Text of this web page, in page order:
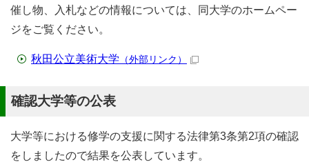
催し物、入札などの情報については、同大学のホームペー
ジをご覧ください。
秋田公立美術大学 （外部リンク）
確認大学等の公表
大学等における修学の支援に関する法律第3条第2項の確認
をしましたので結果を公表しています。